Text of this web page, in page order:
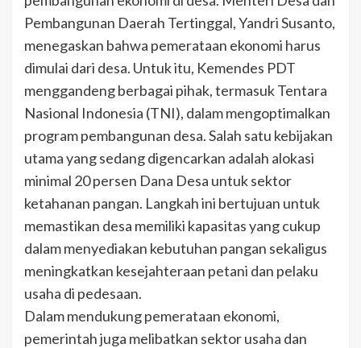
Pembangunan Daerah Tertinggal, Yandri Susanto,
menegaskan bahwa pemerataan ekonomi harus
dimulai dari desa. Untuk itu, Kemendes PDT
menggandeng berbagai pihak, termasuk Tentara
Nasional Indonesia (TNI), dalam mengoptimalkan
program pembangunan desa. Salah satu kebijakan
utama yang sedang digencarkan adalah alokasi
minimal 20 persen Dana Desa untuk sektor
ketahanan pangan. Langkah ini bertujuan untuk
memastikan desa memiliki kapasitas yang cukup
dalam menyediakan kebutuhan pangan sekaligus
meningkatkan kesejahteraan petani dan pelaku
usaha di pedesaan.
Dalam mendukung pemerataan ekonomi,
pemerintah juga melibatkan sektor usaha dan